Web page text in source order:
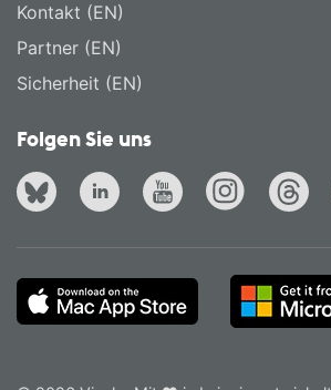
Kontakt (EN)
Partner (EN)
Sicherheit (EN)
Folgen Sie uns